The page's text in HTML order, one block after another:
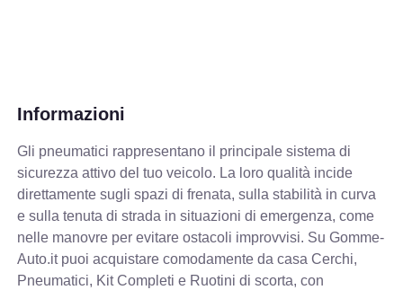
Informazioni
Gli pneumatici rappresentano il principale sistema di
sicurezza attivo del tuo veicolo. La loro qualità incide
direttamente sugli spazi di frenata, sulla stabilità in curva
e sulla tenuta di strada in situazioni di emergenza, come
nelle manovre per evitare ostacoli improvvisi. Su Gomme-
Auto.it puoi acquistare comodamente da casa Cerchi,
Pneumatici, Kit Completi e Ruotini di scorta, con